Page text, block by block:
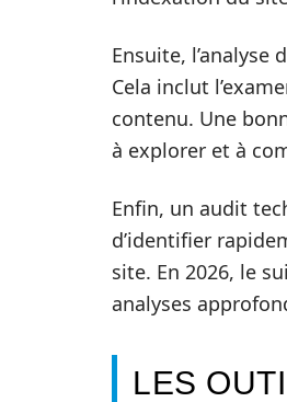
Ensuite, l’analyse
Cela inclut
contenu. Une
à explorer et à
Enfin, un audit
d’identifier
site. En 2026, le
analyses
LES